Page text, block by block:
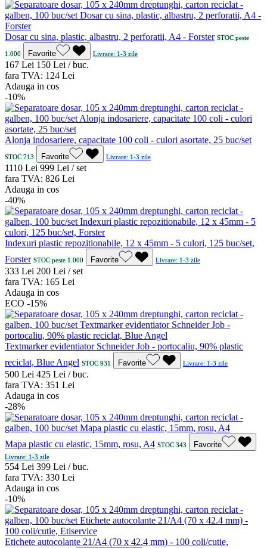
Dosar cu sina, plastic, albastru, 2 perforatii, A4 - Forster STOC peste
1.000 Favorite Livrare: 1-3 zile
167 Lei 1 50 Lei / buc.
fara TVA: 1 24 Lei
Adauga in cos
-10%
Alonja indosariere, capacitate 100 coli - culori asortate, 25 buc/set
STOC 713 Favorite Livrare: 1-3 zile
1110 Lei 999 Lei / set
fara TVA: 826 Lei
Adauga in cos
-40%
Indexuri plastic repozitionabile, 12 x 45mm - 5 culori, 125 buc/set,
Forster STOC peste 1.000 Favorite Livrare: 1-3 zile
333 Lei 200 Lei / set
fara TVA: 165 Lei
Adauga in cos
ECO -15%
Textmarker evidentiator Schneider Job - portocaliu, 90% plastic
reciclat, Blue Angel STOC 931 Favorite Livrare: 1-3 zile
500 Lei 425 Lei / buc.
fara TVA: 351 Lei
Adauga in cos
-28%
Mapa plastic cu elastic, 15mm, rosu, A4 STOC 343 Favorite
Livrare: 1-3 zile
554 Lei 399 Lei / buc.
fara TVA: 330 Lei
Adauga in cos
-10%
Etichete autocolante 21/A4 (70 x 42.4 mm) - 100 coli/cutie,